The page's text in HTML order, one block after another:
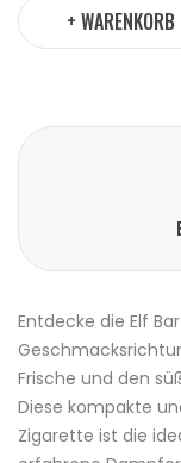
+ WARENKORB
Entdecke die Elf
Frische und den
Diese kompakte
Zigarette ist die